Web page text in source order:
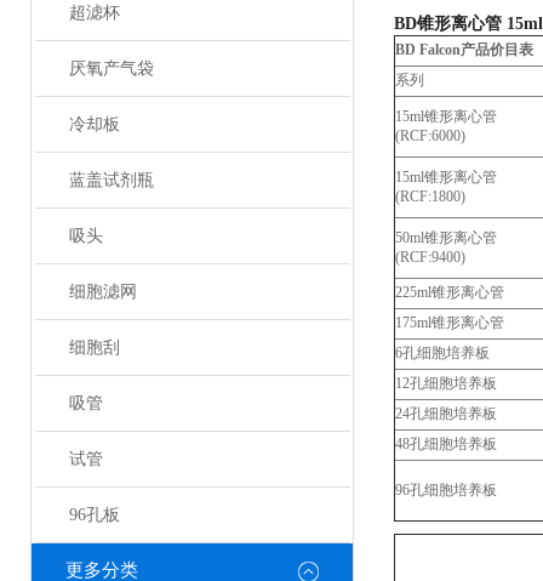
超滤杯
厌氧产气袋
冷却板
蓝盖试剂瓶
吸头
细胞滤网
细胞刮
吸管
试管
96孔板
更多分类
BD锥形离心管
BD Falcon产品价目表
系列
15ml锥形离心管
(RCF:6000)
15ml锥形离心管
(RCF:1800)
50ml锥形离心管
(RCF:9400)
225ml锥形离心管
175ml锥形离心管
6孔细胞培养板
12孔细胞培养板
24孔细胞培养板
48孔细胞培养板
96孔细胞培养板